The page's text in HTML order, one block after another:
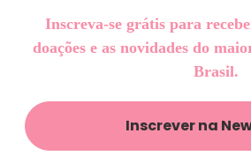
Inscreva-se grátis para
doações e as novidades do
Brasil.